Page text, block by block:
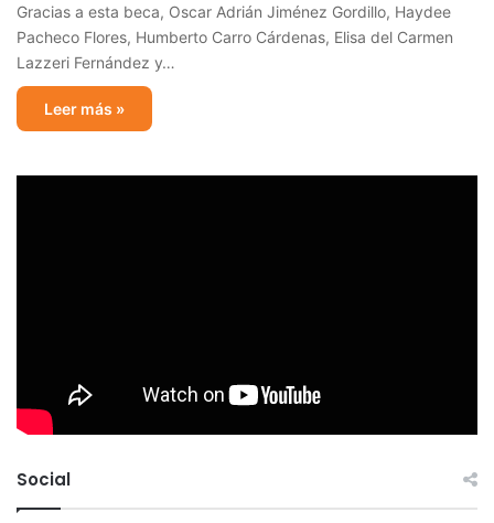
Gracias a esta beca, Oscar Adrián Jiménez Gordillo, Haydee
Pacheco Flores, Humberto Carro Cárdenas, Elisa del Carmen
Lazzeri Fernández y…
Leer más »
Social